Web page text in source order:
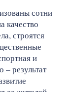
сотни
качество
строятся
и
– результат